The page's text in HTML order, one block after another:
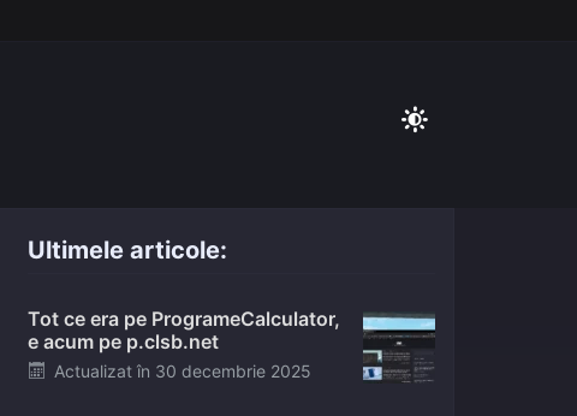
Ultimele articole:
Tot ce era pe ProgrameCalculator,
e acum pe p.clsb.net
Posted
Actualizat în 30 decembrie 2025